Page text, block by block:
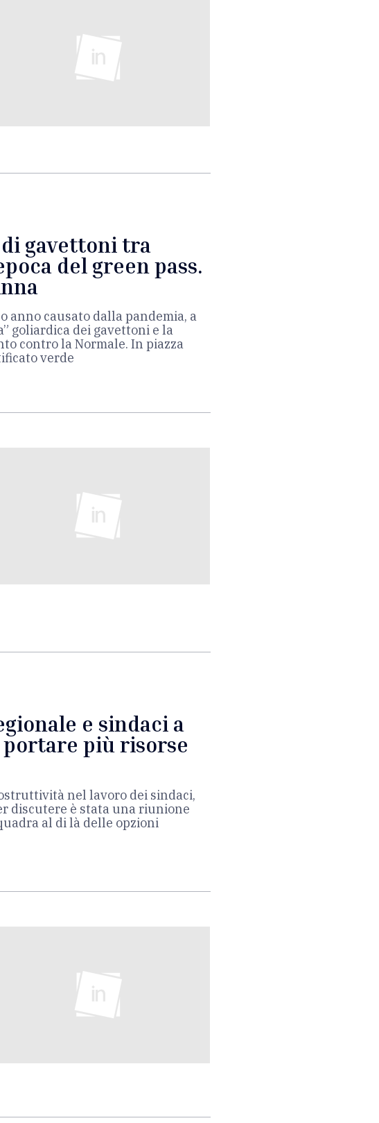
gavettoni tra
del green pass.
anno causato dalla pandemia, a
goliardica dei gavettoni e la
contro la Normale. In piazza
verde
e sindaci a
più risorse
nel lavoro dei sindaci,
discutere è stata una riunione
al di là delle opzioni